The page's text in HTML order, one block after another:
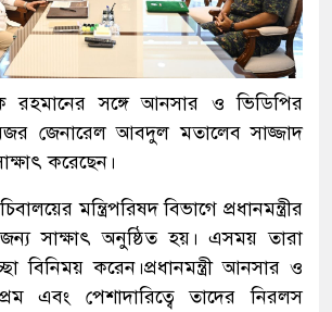
রহমানের সঙ্গে আনসার ও ভিডিপির
জেনারেল আবদুল মতালেব সাজ্জাদ
করেছেন।
মন্ত্রিপরিষদ বিভাগে প্রধানমন্ত্রীর
সাক্ষাৎ অনুষ্ঠিত হয়। এসময় তারা
বিনিময় করেন।প্রধানমন্ত্রী আনসার ও
এবং পেশাদারিত্বে তাদের নিরলস